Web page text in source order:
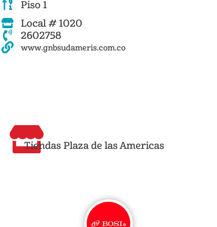
Piso 1
Local # 1020
2602758
www.gnbsudameris.com.co
Tiendas Plaza de las Americas